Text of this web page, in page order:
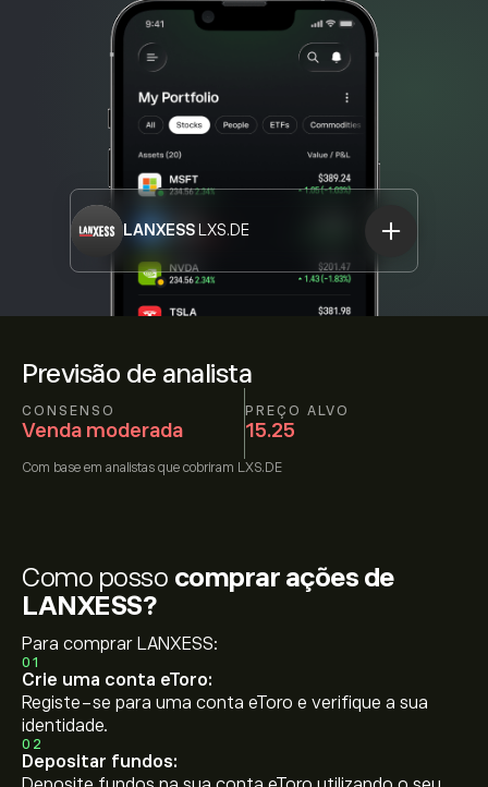
Previsão de analista
CONSENSO
Venda moderada
PREÇO ALVO
15.25
Com base em analistas que cobriram LXS.DE
LANXESS LXS.DE
Como posso comprar ações de
LANXESS?
Para comprar LANXESS:
01
Crie uma conta eToro:
Registe-se para uma conta eToro e verifique a sua
identidade.
02
Depositar fundos: